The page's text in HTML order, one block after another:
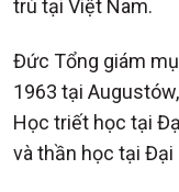
trú tại Việt Nam.
Đức Tổng giám
1963 tại
Học triết học tại
và thần học tại Đại